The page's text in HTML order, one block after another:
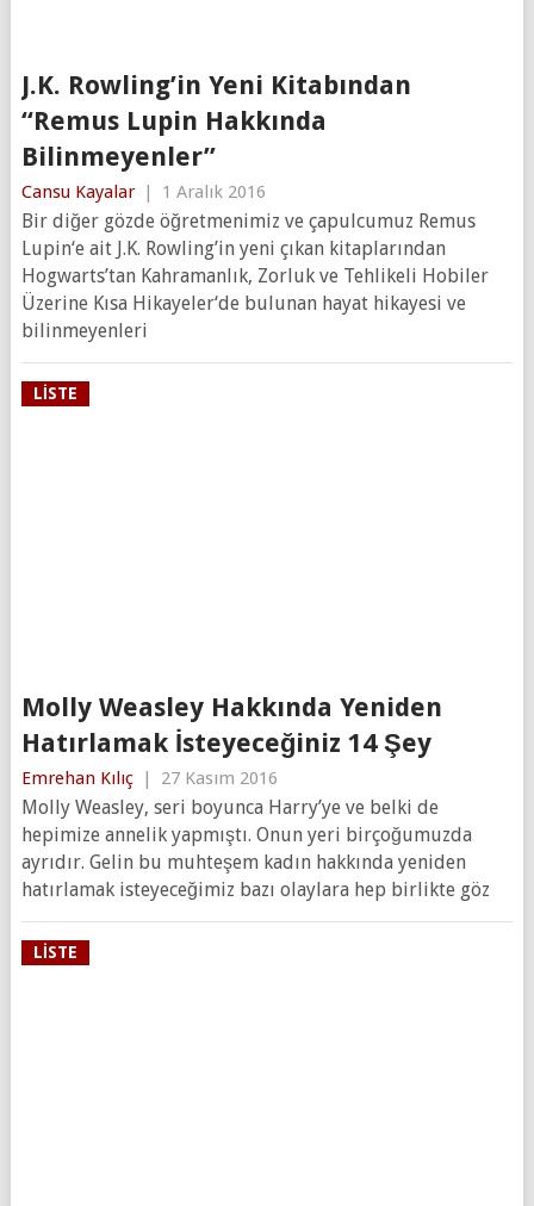
J.K. Rowling’in Yeni Kitabından
“Remus Lupin Hakkında
Bilinmeyenler”
Cansu Kayalar | 1 Aralık 2016
Bir diğer gözde öğretmenimiz ve çapulcumuz Remus
Lupin‘e ait J.K. Rowling’in yeni çıkan kitaplarından
Hogwarts’tan Kahramanlık, Zorluk ve Tehlikeli Hobiler
Üzerine Kısa Hikayeler‘de bulunan hayat hikayesi ve
bilinmeyenleri
LISTE
Molly Weasley Hakkında Yeniden
Hatırlamak İsteyeceğiniz 14 Şey
Emrehan Kılıç | 27 Kasım 2016
Molly Weasley, seri boyunca Harry’ye ve belki de
hepimize annelik yapmıştı. Onun yeri birçoğumuzda
ayrıdır. Gelin bu muhteşem kadın hakkında yeniden
hatırlamak isteyeceğimiz bazı olaylara hep birlikte göz
LISTE